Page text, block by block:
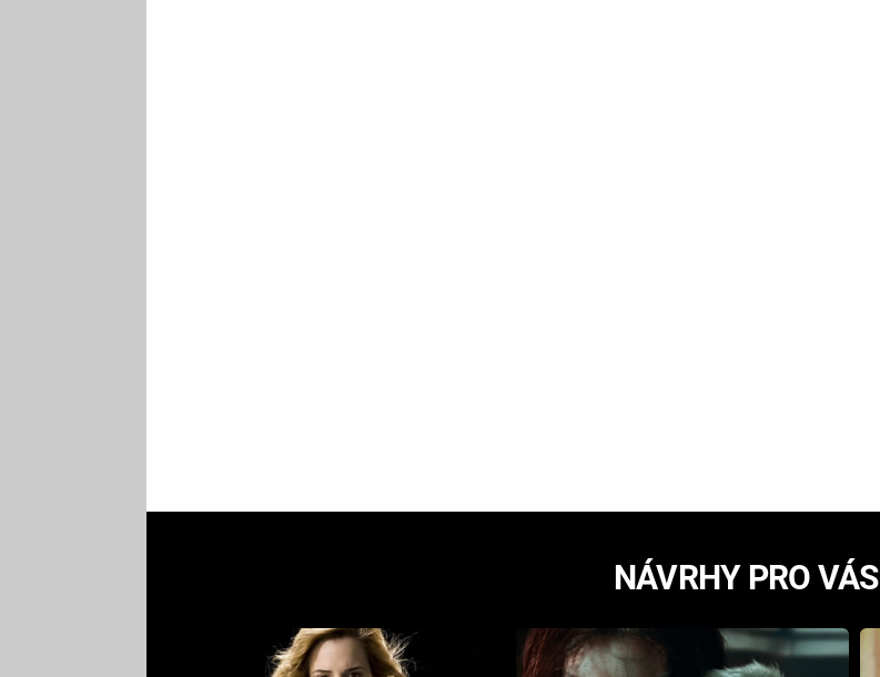
NÁVRHY PRO VÁS